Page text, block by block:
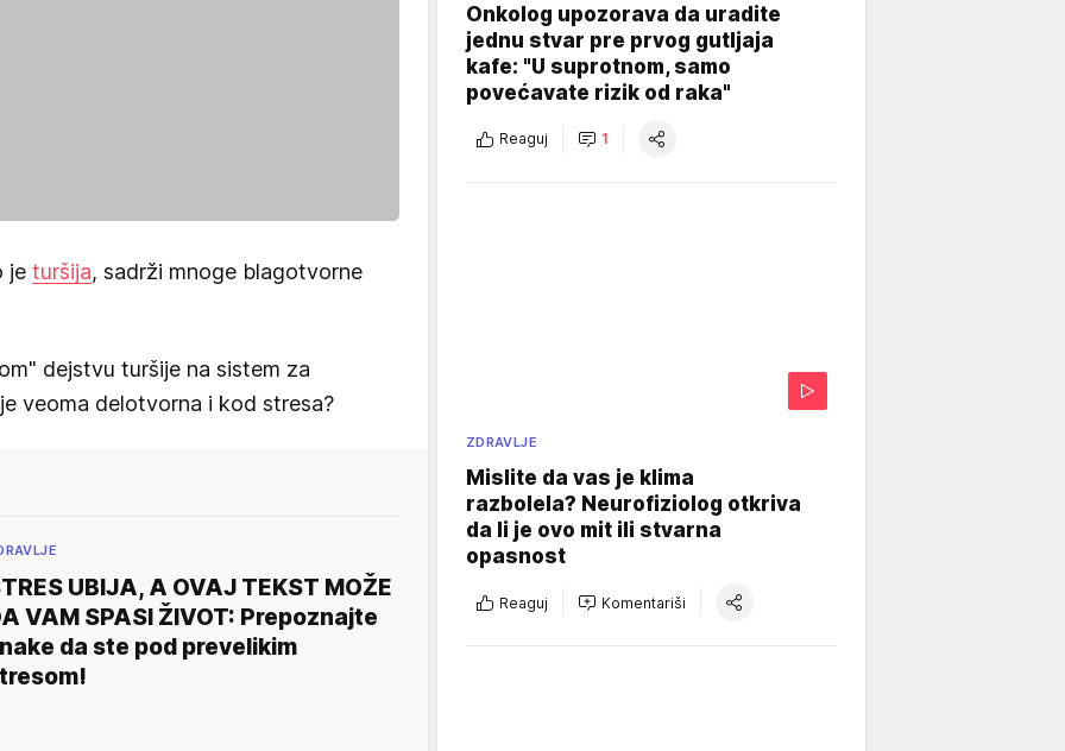
je turšija, sadrži mnoge blagotvorne
dejstvu turšije na sistem za
veoma delotvorna i kod stresa?
UBIJA, A OVAJ TEKST MOŽE
VAM SPASI ŽIVOT: Prepoznajte
da ste pod prevelikim
Onkolog upozorava da uradite
jednu stvar pre prvog gutljaja
kafe: "U suprotnom, samo
povećavate rizik od raka"
Reaguj 1
ZDRAVLJE
Mislite da vas je klima
razbolela? Neurofiziolog otkriva
da li je ovo mit ili stvarna
opasnost
Reaguj Komentariši